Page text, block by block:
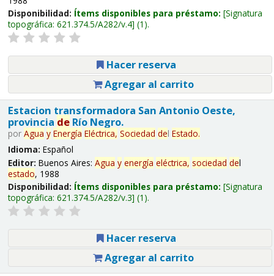
Disponibilidad: Ítems disponibles para préstamo: Signatura
topográfica: 621.374.5/A282/v.4 (1).
Hacer reserva
Agregar al carrito
Estacion transformadora San Antonio Oeste,
provincia deRío Negro.
por Agua y Energía Eléctrica, Sociedad del Estado.
Idioma: Español
Editor: Buenos Aires: Agua y energía eléctrica, sociedad del
estado, 1988
Disponibilidad: Ítems disponibles para préstamo: Signatura
topográfica: 621.374.5/A282/v.3 (1).
Hacer reserva
Agregar al carrito